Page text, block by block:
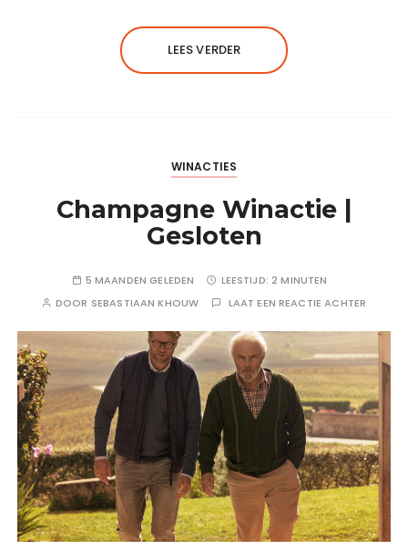
LEES VERDER
WINACTIES
Champagne Winactie |
Gesloten
5 MAANDEN GELEDEN LEESTIJD:2 MINUTEN
DOOR SEBASTIAAN KHOUW LAAT EEN REACTIE ACHTER